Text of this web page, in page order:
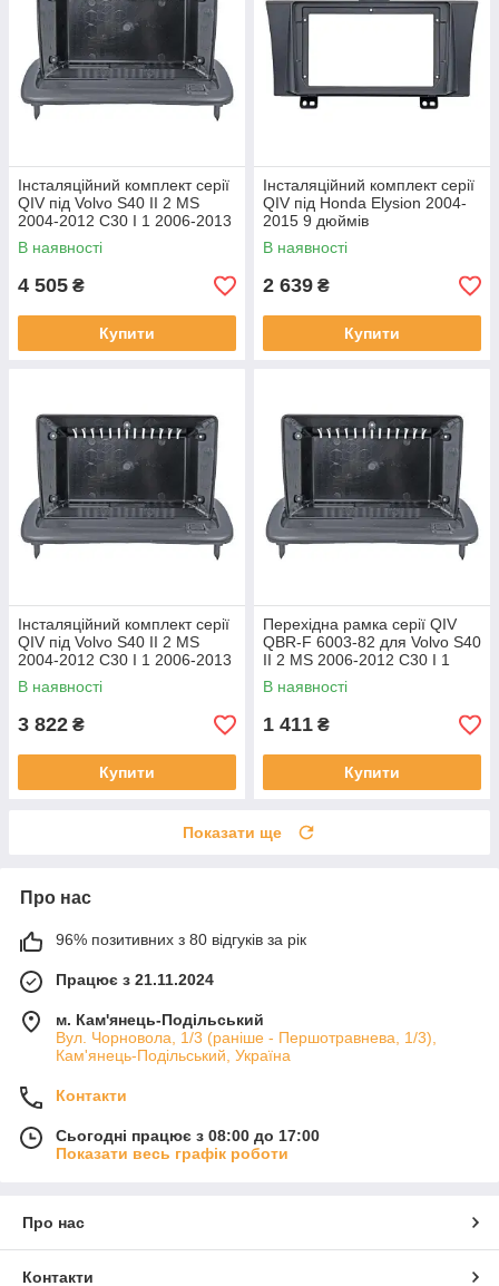
Інсталяційний комплект серії
QIV під Volvo S40 II 2 MS
2004-2012 C30 I 1 2006-2013
C70 II 2 2005-2013 (W1) 9
В наявності
4 505 ₴
Купити
Інсталяційний комплект серії
QIV під Honda Elysion 2004-
2015 9 дюймів
В наявності
2 639 ₴
Купити
Інсталяційний комплект серії
QIV під Volvo S40 II 2 MS
2004-2012 C30 I 1 2006-2013
C70 II 2 2005-2013 (W2) 9
В наявності
3 822 ₴
Купити
Перехідна рамка серії QIV
QBR-F 6003-82 для Volvo S40
II 2 MS 2006-2012 C30 I 1
2006-2013 C70 II 2 2004-2010
9 дюймів
В наявності
1 411 ₴
Купити
Показати ще
Про нас
96% позитивних з 80 відгуків за рік
Працює з 21.11.2024
м. Кам'янець-Подільський
Вул. Чорновола, 1/3 (раніше - Першотравнева, 1/3),
Кам'янець-Подільський, Україна
Контакти
Сьогодні працює з 08:00 до 17:00
Показати весь графік роботи
Про нас
Контакти